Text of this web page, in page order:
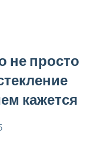
не просто
кажется